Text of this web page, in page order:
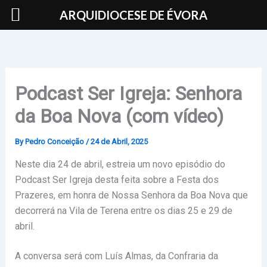
Skip
Podcast Ser Igreja: Senhora
da Boa Nova (com vídeo)
By Pedro Conceição /24 de Abril, 2025
Neste dia 24 de abril, estreia um novo episódio do
Podcast Ser Igreja desta feita sobre a Festa dos
Prazeres, em honra de Nossa Senhora da Boa Nova que
decorrerá na Vila de Terena entre os dias 25 e 29 de
abril.
A conversa será com Luís Almas, da Confraria da
ARQUIDIOCESE DE ÉVORA